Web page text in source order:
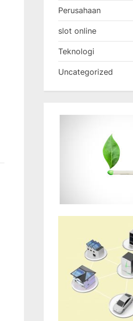
Perusahaan
slot online
Teknologi
Uncategorized